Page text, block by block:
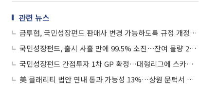
관련 뉴스
금투협, 국민성장펀드 판매사 변경 가능하도록 규정 개정 추진
국민성장펀드, 출시 사흘 만에 99.5% 소진⋯잔여 물량 29억
국민성장펀드 간접투자 1차 GP 확정…대형리그에 스카이레이크·에이티넘
美 클래리티 법안 연내 통과 가능성 13%…상원 문턱서 제동